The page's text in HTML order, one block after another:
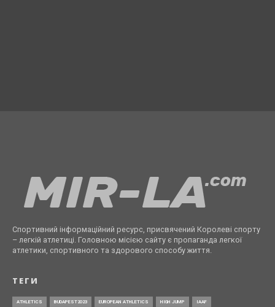
Спортивний інформаційний ресурс, присвячений Королеві спорту
– легкій атлетиці. Головною місією сайту є пропаганда легкої
атлетики, спортивного та здорового способу життя.
ТЕГИ
ATHLETICS BUDAPEST2023 EUROPEAN ATHLETICS HIGH JUMP IAAF